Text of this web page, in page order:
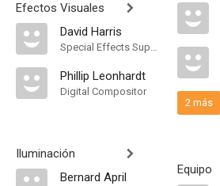
Efectos Visuales
David Harris
Special Effects Supervisor
Phillip Leonhardt
Digital Compositor
Iluminación
Bernard April
2 más
Equipo